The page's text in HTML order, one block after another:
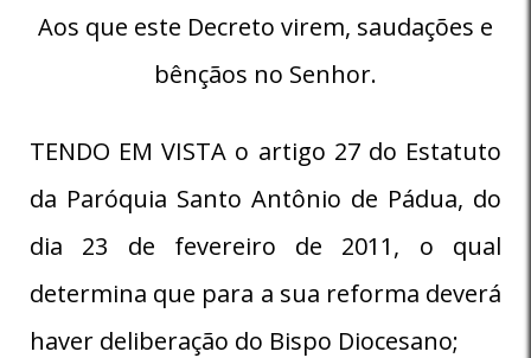
Aos que este Decreto virem, saudações e
bênçãos no Senhor.
TENDO EM VISTA o artigo 27 do Estatuto
da Paróquia Santo Antônio de Pádua, do
dia 23 de fevereiro de 2011, o qual
determina que para a sua reforma deverá
haver deliberação do Bispo Diocesano;